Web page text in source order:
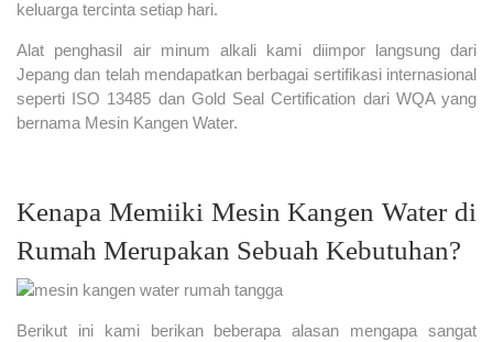
keluarga tercinta setiap hari.
Alat penghasil air minum alkali kami diimpor langsung dari
Jepang dan telah mendapatkan berbagai sertifikasi internasional
seperti ISO 13485 dan Gold Seal Certification dari WQA yang
bernama Mesin Kangen Water.
Kenapa Memiiki Mesin Kangen Water di
Rumah Merupakan Sebuah Kebutuhan?
Berikut ini kami berikan beberapa alasan mengapa sangat